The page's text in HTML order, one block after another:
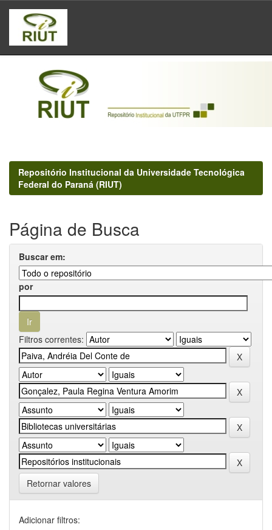
Skip
navigation
Repositório Institucional da Universidade Tecnológica
Federal do Paraná (RIUT)
Página de Busca
Buscar em:
por
Filtros correntes:
Retornar valores
Adicionar filtros: